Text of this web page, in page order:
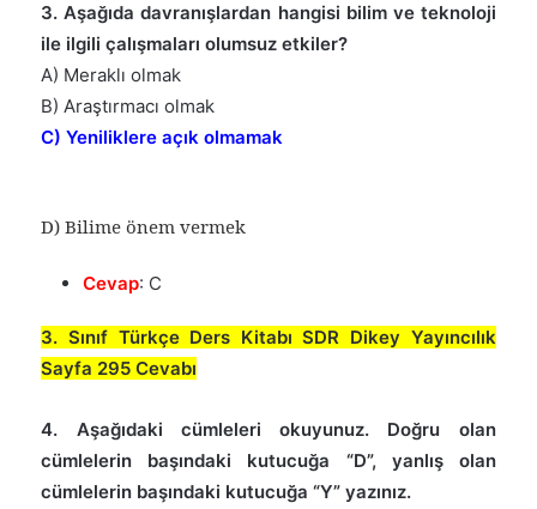
3. Aşağıda davranışlardan hangisi bilim ve teknoloji
ile ilgili çalışmaları olumsuz etkiler?
A) Meraklı olmak
B) Araştırmacı olmak
C) Yeniliklere açık olmamak
D) Bilime önem vermek
Cevap: C
3. Sınıf Türkçe Ders Kitabı SDR Dikey Yayıncılık
Sayfa 295 Cevabı
4. Aşağıdaki cümleleri okuyunuz. Doğru olan
cümlelerin başındaki kutucuğa “D”, yanlış olan
cümlelerin başındaki kutucuğa “Y” yazınız.